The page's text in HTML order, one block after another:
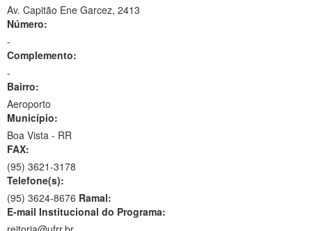
Av. Capitão Ene Garcez, 2413
Número:
-
Complemento:
-
Bairro:
Aeroporto
Município:
Boa Vista - RR
FAX:
(95) 3621-3178
Telefone(s):
(95) 3624-8676 Ramal:
E-mail Institucional do Programa: